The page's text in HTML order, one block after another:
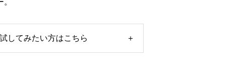
試してみたい方はこちら